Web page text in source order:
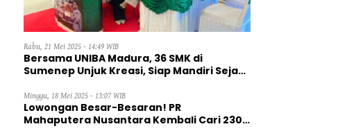
Rabu, 21 Mei 2025 - 14:49 WIB
Bersama UNIBA Madura, 36 SMK di
Sumenep Unjuk Kreasi, Siap Mandiri Sejak
Minggu, 18 Mei 2025 - 13:07 WIB
Lowongan Besar-Besaran! PR
Mahaputera Nusantara Kembali Cari 230